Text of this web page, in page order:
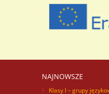
Mecz odbędzie się w
NAJNOWSZE
Klasy I – grupy